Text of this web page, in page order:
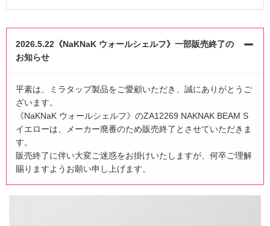
2026.5.22《NaKNaK ウォールシェルフ》一部販売終了の
お知らせ
平素は、ミラタップ製品をご愛顧いただき、誠にありがとうご
ざいます。
《NaKNaK ウォールシェルフ》のZA12269 NAKNAK BEAM S
イエローは、メーカー廃番のため販売終了とさせていただきま
す。
販売終了に伴い大変ご迷惑をお掛けいたしますが、何卒ご理解
賜りますようお願い申し上げます。